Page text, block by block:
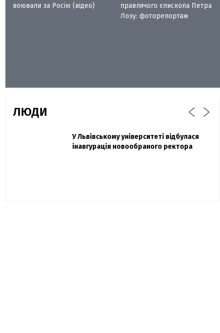
воювали за Росію (відео)
правлячого єпископа Петра
Лозу: фоторепортаж
ЛЮДИ
Павло Дак
«Час не лікує, лише притуплює біль»:
Захисник "Азовсталі" Діанов вдруге
одружився та показав фото з весілля
У Львівському університеті відбулася
інавгурація новообраного ректора